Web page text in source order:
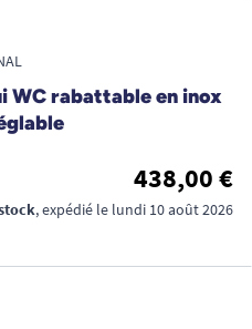
WC rabattable en inox
438,00 €
, expédié le lundi 10 août 2026